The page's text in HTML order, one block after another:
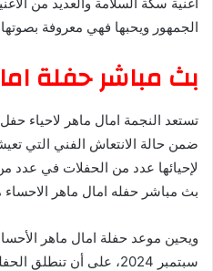
الجمهور ويحبها فهي معروفة
بث مباشر حفلة
تستعد النجمة امال ماهر لاحياء
ضمن حالة الانتعاش الفني التي
لإحيائها عدد من الحفلات في عدد
بث مباشر حفله امال ماهر